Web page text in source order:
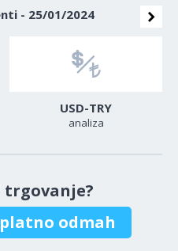
- 25/01/2024
USD-TRY
analiza
trgovanje?
odmah